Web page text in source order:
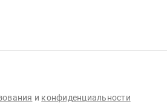
и конфиденциальности